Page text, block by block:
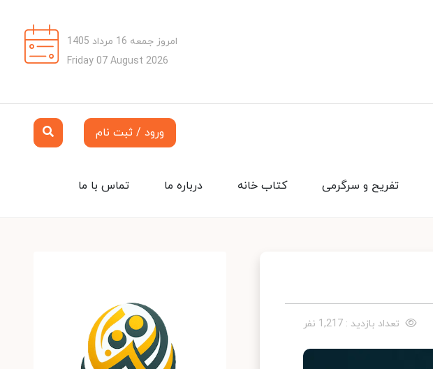
امروز جمعه 16 مرداد 1405
Friday 07 August 2026
ورود / ثبت نام
تماس با ما درباره ما کتاب خانه تفریح و سرگرمی
تعداد بازدید : 1,217 نفر